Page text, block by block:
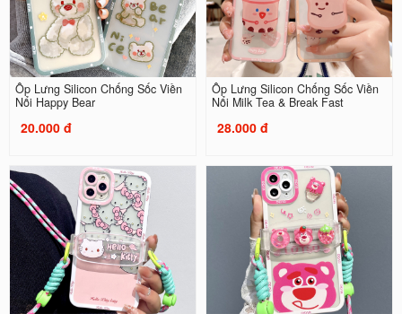
Ốp Lưng Silicon Chống Sốc Viền
Nổi Happy Bear
20.000 đ
Ốp Lưng Silicon Chống Sốc Viền
Nổi Milk Tea & Break Fast
28.000 đ